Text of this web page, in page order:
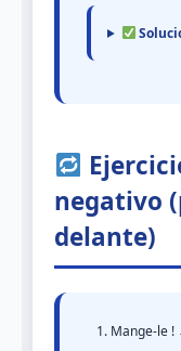
negativo
delante)
Mange-le !